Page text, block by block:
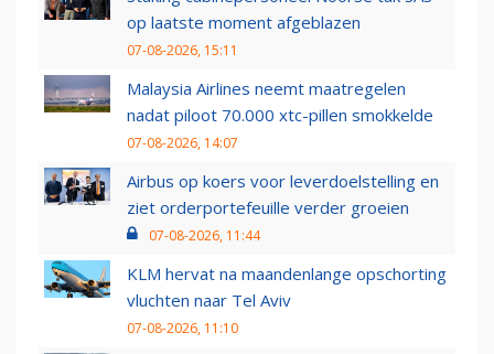
op laatste moment afgeblazen
07-08-2026, 15:11
Malaysia Airlines neemt maatregelen
nadat piloot 70.000 xtc-pillen smokkelde
07-08-2026, 14:07
Airbus op koers voor leverdoelstelling en
ziet orderportefeuille verder groeien
07-08-2026, 11:44
KLM hervat na maandenlange opschorting
vluchten naar Tel Aviv
07-08-2026, 11:10